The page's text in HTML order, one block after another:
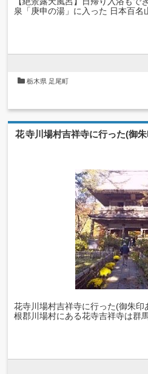
泉「庚申の湯」に入った 日本百
栃木県 足尾町
花寺川場村吉祥寺に行った(御
花寺川場村吉祥寺に行った(御朱印
根郡川場村にある花寺吉祥寺は群